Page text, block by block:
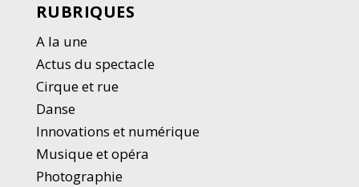
RUBRIQUES
A la une
Actus du spectacle
Cirque et rue
Danse
Innovations et numérique
Musique et opéra
Photographie